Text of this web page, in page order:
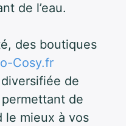
de l’eau.
des boutiques
Cosy.fr
de
de
le mieux à vos